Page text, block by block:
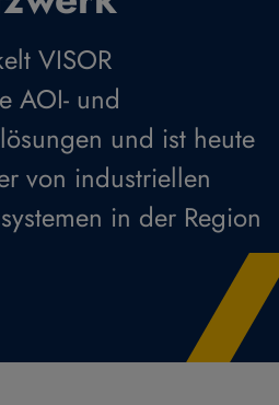
VISOR
AOI- und
und ist heute
von industriellen
in der Region